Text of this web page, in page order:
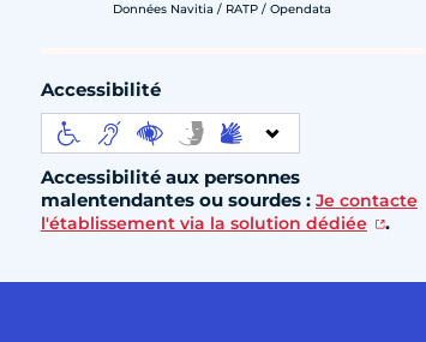
Données Navitia / RATP / Opendata
Accessibilité
Accessibilité aux personnes
malentendantes ou sourdes : Je contacte
l'établissement via la solution dédiée
.